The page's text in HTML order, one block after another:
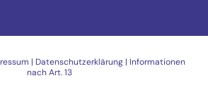
| Datenschutzerklärung| Informationen
nach Art. 13